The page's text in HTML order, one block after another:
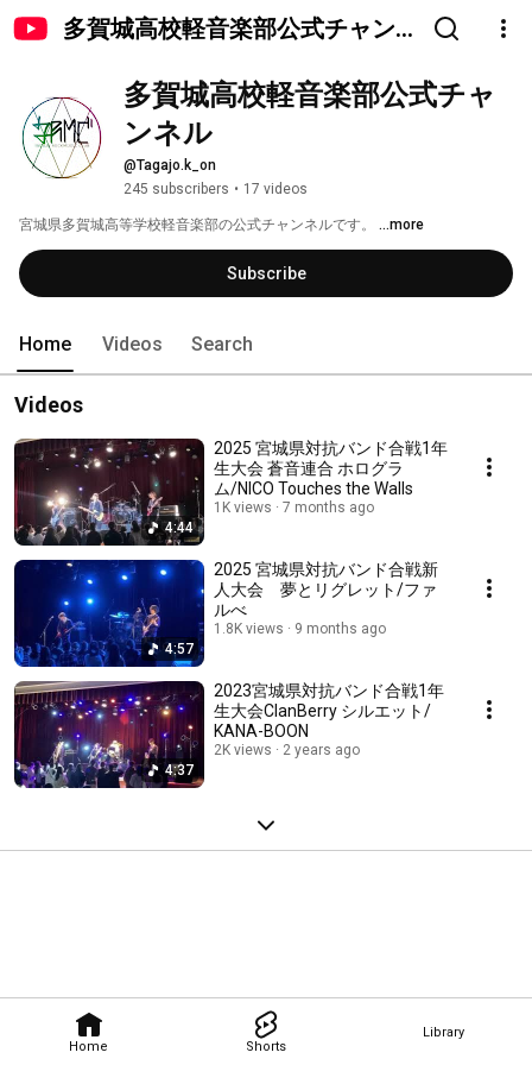
多賀城高校軽音楽部公式チャン
Home Shorts
Library
多賀城高校軽音楽部公式チャ
ンネル
@Tagajo.k_on
245 subscribers • 17 videos
宮城県多賀城高等学校軽音楽部の公式チャンネルです。 ...more
Subscribe
Home Videos Search
Videos
4:44
2025 宮城県対抗バンド合戦1年
生大会 蒼音連合 ホログラ
ム/NICO Touches the Walls
1K views 7 months ago
4:57
2025 宮城県対抗バンド合戦新
人大会 夢とリグレット/ファ
ルべ
1.8K views 9 months ago
4:37
2023宮城県対抗バンド合戦1年
生大会ClanBerry シルエット/
KANA-BOON
2K views 2 years ago